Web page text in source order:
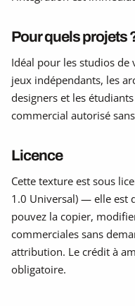
Pour quels projets
Idéal pour les studios de
jeux indépendants, les
designers et les
commercial autorisé
Licence
Cette texture est sous
1.0 Universal) — elle est
pouvez la copier,
commerciales sans
attribution. Le crédit à
obligatoire.